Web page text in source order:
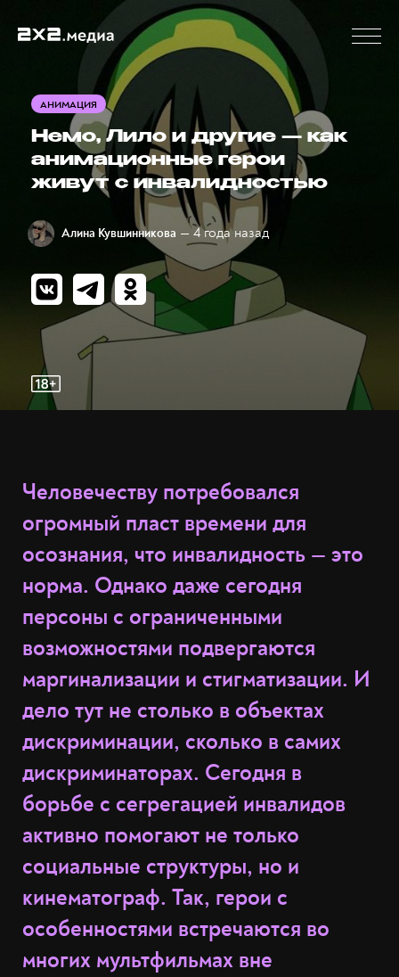
АНИМАЦИЯ
Немо, Лило и другие — как
анимационные герои
живут с инвалидностью
Алина Кувшинникова — 4 года назад
Человечеству потребовался
огромный пласт времени для
осознания, что инвалидность — это
норма. Однако даже сегодня
персоны с ограниченными
возможностями подвергаются
маргинализации и стигматизации. И
дело тут не столько в объектах
дискриминации, сколько в самих
дискриминаторах. Сегодня в
борьбе с сегрегацией инвалидов
активно помогают не только
социальные структуры, но и
кинематограф. Так, герои с
особенностями встречаются во
многих мультфильмах вне